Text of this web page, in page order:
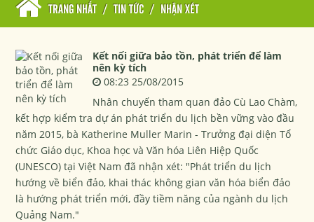
TRANG NHẤT / TIN TỨC / NHẬN XÉT
Kết nối giữa bảo tồn, phát triển để làm
nên kỳ tích
08:23 25/08/2015
Nhân chuyến tham quan đảo Cù Lao Chàm,
kết hợp kiểm tra dự án phát triển du lịch bền vững vào đầu
năm 2015, bà Katherine Muller Marin - Trưởng đại diện Tổ
chức Giáo dục, Khoa học và Văn hóa Liên Hiệp Quốc
(UNESCO) tại Việt Nam đã nhận xét: "Phát triển du lịch
hướng về biển đảo, khai thác không gian văn hóa biển đảo
là hướng phát triển mới, đầy tiềm năng của ngành du lịch
Quảng Nam."